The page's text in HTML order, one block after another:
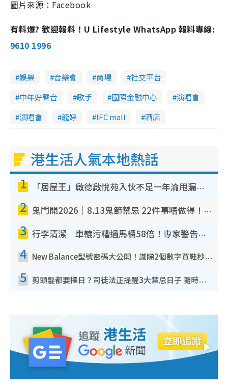
圖片來源：Facebook
有料爆? 歡迎報料！U Lifestyle WhatsApp 報料專線:
9610 1996
娛樂 音樂會 商場
社交平台
中年好聲音
歌手 國際金融中心
演唱會
演唱會
龍婷 IFC mall 酒店
港生活人氣本地熱話
1 「居屋王」啟德啟悅苑入伙不足一年淪甩漏之王！插頭噴火花致大停電 多戶業主全屋家電報銷
2 鬼門開2026｜8.13鬼節禁忌 22件事唔做得！燒肉、刺身要少食？半夜勿吹口哨/打呢個電話
3 行李清潔｜車轆污糟過馬桶58倍！專家警告忌用酒精抹 教1招免污手除菌
4 New Balance型號密碼大公開！識睇2個數字買鞋秒知功能免中伏 附5大熱門鞋款
5 剪頭髮都要擇日？司徒法正提醒3大禁忌日子 隨時剪走財運！呢日剪髮恐「剪壽命」？